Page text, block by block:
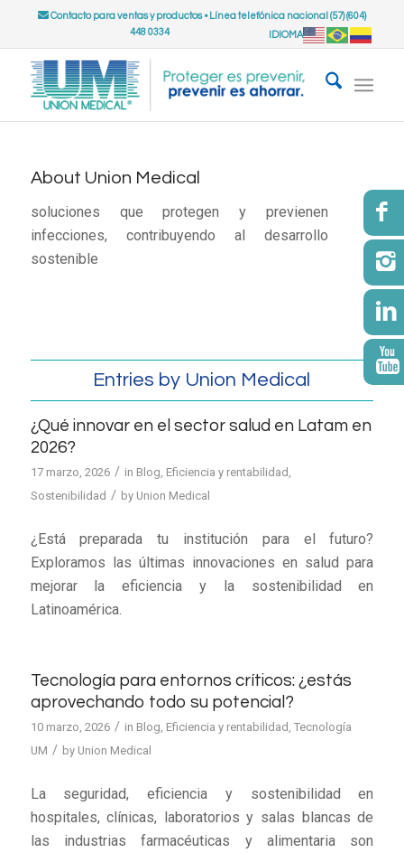
Contacto para ventas y productos• Línea telefónica nacional (57) (604)
448 0334
IDIOMA
About Union Medical
soluciones que protegen y previenen
infecciones, contribuyendo al desarrollo
sostenible
Entries by Union Medical
¿Qué innovar en el sector salud en Latam en
2026?
17 marzo, 2026 / in Blog, Eficiencia y rentabilidad ,
Sostenibilidad / by Union Medical
¿Está preparada tu institución para el futuro?
Exploramos las últimas innovaciones en salud para
mejorar la eficiencia y la sostenibilidad en
Latinoamérica.
Tecnología para entornos críticos: ¿estás
aprovechando todo su potencial?
10 marzo, 2026 / in Blog, Eficiencia y rentabilidad , Tecnología
UM / by Union Medical
La seguridad, eficiencia y sostenibilidad en
hospitales, clínicas, laboratorios y salas blancas de
las industrias farmacéuticas y alimentaria son